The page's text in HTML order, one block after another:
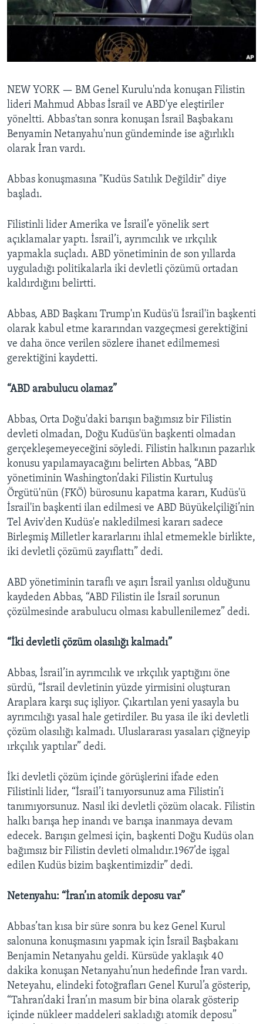
HAYATTAN
BIZI TAKIP EDIN
Diller
NEW YORK — BM Genel Kurulu'nda konuşan Filistin
lideri Mahmud Abbas İsrail ve ABD'ye eleştiriler
yöneltti. Abbas'tan sonra konuşan İsrail Başbakanı
Benyamin Netanyahu'nun gündeminde ise ağırlıklı
olarak İran vardı.
Abbas konuşmasına "Kudüs Satılık Değildir" diye
başladı.
Filistinli lider Amerika ve İsrail’e yönelik sert
açıklamalar yaptı. İsrail’i, ayrımcılık ve ırkçılık
yapmakla suçladı. ABD yönetiminin de son yıllarda
uyguladığı politikalarla iki devletli çözümü ortadan
kaldırdığını belirtti.
Abbas, ABD Başkanı Trump'ın Kudüs'ü İsrail'in başkenti
olarak kabul etme kararından vazgeçmesi gerektiğini
ve daha önce verilen sözlere ihanet edilmemesi
gerektiğini kaydetti.
“ABD arabulucu olamaz”
Abbas, Orta Doğu'daki barışın bağımsız bir Filistin
devleti olmadan, Doğu Kudüs'ün başkenti olmadan
gerçekleşemeyeceğini söyledi. Filistin halkının pazarlık
konusu yapılamayacağını belirten Abbas, “ABD
yönetiminin Washington’daki Filistin Kurtuluş
Örgütü'nün (FKÖ) bürosunu kapatma kararı, Kudüs'ü
İsrail'in başkenti ilan edilmesi ve ABD Büyükelçiliği’nin
Tel Aviv'den Kudüs'e nakledilmesi kararı sadece
Birleşmiş Milletler kararlarını ihlal etmemekle birlikte,
iki devletli çözümü zayıflattı” dedi.
ABD yönetiminin taraflı ve aşırı İsrail yanlısı olduğunu
kaydeden Abbas, “ABD Filistin ile İsrail sorunun
çözülmesinde arabulucu olması kabullenilemez” dedi.
“İki devletli çözüm olasılığı kalmadı”
Abbas, İsrail’in ayrımcılık ve ırkçılık yaptığını öne
sürdü, “İsrail devletinin yüzde yirmisini oluşturan
Araplara karşı suç işliyor. Çıkartılan yeni yasayla bu
ayrımcılığı yasal hale getirdiler. Bu yasa ile iki devletli
çözüm olasılığı kalmadı. Uluslararası yasaları çiğneyip
ırkçılık yaptılar” dedi.
İki devletli çözüm içinde görüşlerini ifade eden
Filistinli lider, “İsrail’i tanıyorsunuz ama Filistin’i
tanımıyorsunuz. Nasıl iki devletli çözüm olacak. Filistin
halkı barışa hep inandı ve barışa inanmaya devam
edecek. Barışın gelmesi için, başkenti Doğu Kudüs olan
bağımsız bir Filistin devleti olmalıdır.1967’de işgal
edilen Kudüs bizim başkentimizdir” dedi.
Netenyahu: “İran’ın atomik deposu var”
Abbas’tan kısa bir süre sonra bu kez Genel Kurul
salonuna konuşmasını yapmak için İsrail Başbakanı
Benjamin Netanyahu geldi. Kürsüde yaklaşık 40
dakika konuşan Netanyahu’nun hedefinde İran vardı.
Neteyahu, elindeki fotoğrafları Genel Kurul’a gösterip,
“Tahran’daki İran’ın masum bir bina olarak gösterip
içinde nükleer maddeleri sakladığı atomik deposu”